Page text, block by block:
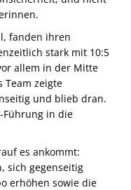
fanden ihren
stark mit 10:5
allem in der Mitte
Team zeigte
und blieb dran.
Führung in die
es ankommt:
sich gegenseitig
erhöhen sowie die